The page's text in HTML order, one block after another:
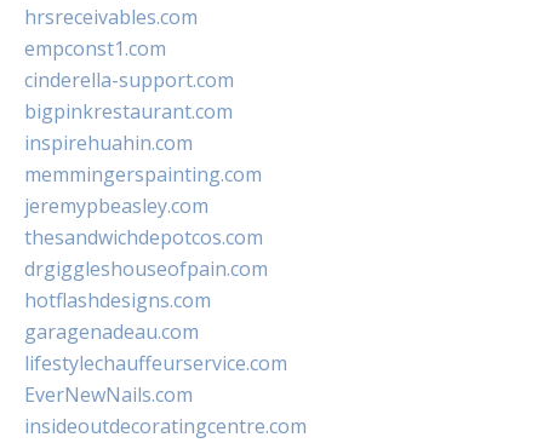
hrsreceivables.com
empconst1.com
cinderella-support.com
bigpinkrestaurant.com
inspirehuahin.com
memmingerspainting.com
jeremypbeasley.com
thesandwichdepotcos.com
drgiggleshouseofpain.com
hotflashdesigns.com
garagenadeau.com
lifestylechauffeurservice.com
EverNewNails.com
insideoutdecoratingcentre.com